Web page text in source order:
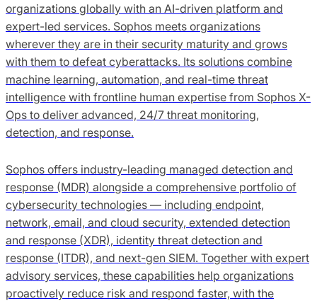
organizations globally with an AI-driven platform and
expert-led services. Sophos meets organizations
wherever they are in their security maturity and grows
with them to defeat cyberattacks. Its solutions combine
machine learning, automation, and real-time threat
intelligence with frontline human expertise from Sophos X-
Ops to deliver advanced, 24/7 threat monitoring,
detection, and response.
Sophos offers industry-leading managed detection and
response (MDR) alongside a comprehensive portfolio of
cybersecurity technologies — including endpoint,
network, email, and cloud security, extended detection
and response (XDR), identity threat detection and
response (ITDR), and next-gen SIEM. Together with expert
advisory services, these capabilities help organizations
proactively reduce risk and respond faster, with the